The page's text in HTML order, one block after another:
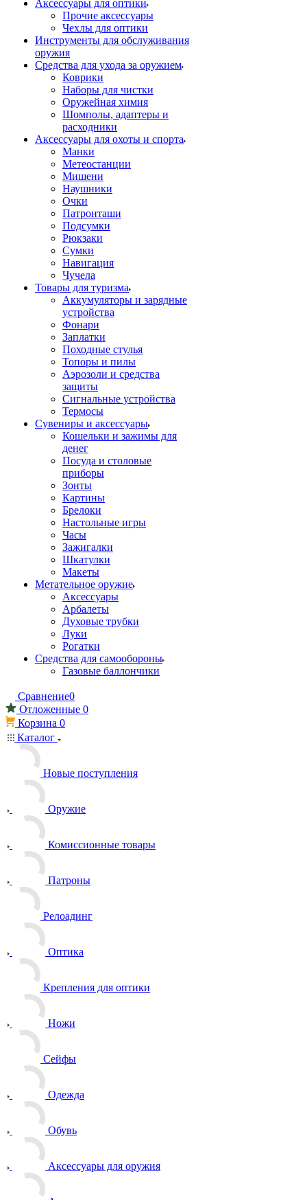
Аксессуары для оптики
Прочие аксессуары
Чехлы для оптики
Инструменты для обслуживания
оружия
Средства для ухода за оружием
Коврики
Наборы для чистки
Оружейная химия
Шомполы, адаптеры и
расходники
Аксессуары для охоты и спорта
Манки
Метеостанции
Мишени
Наушники
Очки
Патронташи
Подсумки
Рюкзаки
Сумки
Навигация
Чучела
Товары для туризма
Аккумуляторы и зарядные
устройства
Фонари
Заплатки
Походные стулья
Топоры и пилы
Аэрозоли и средства
защиты
Сигнальные устройства
Термосы
Сувениры и аксессуары
Кошельки и зажимы для
денег
Посуда и столовые
приборы
Зонты
Картины
Брелоки
Настольные игры
Часы
Зажигалки
Шкатулки
Макеты
Метательное оружие
Аксессуары
Арбалеты
Духовые трубки
Луки
Рогатки
Средства для самообороны
Газовые баллончики
Сравнение0
Отложенные 0
Корзина 0
Каталог
Новые поступления
Оружие
Комиссионные товары
Патроны
Релоадинг
Оптика
Крепления для оптики
Ножи
Сейфы
Одежда
Обувь
Аксессуары для оружия